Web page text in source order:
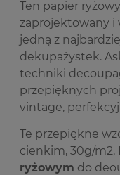
Ten papier
zaprojektowany i
jedną z
dekupażystek.
techniki
przepięknych
vintage,
Te przepiękne
cienkim, 30g/m2,
ryżowym do